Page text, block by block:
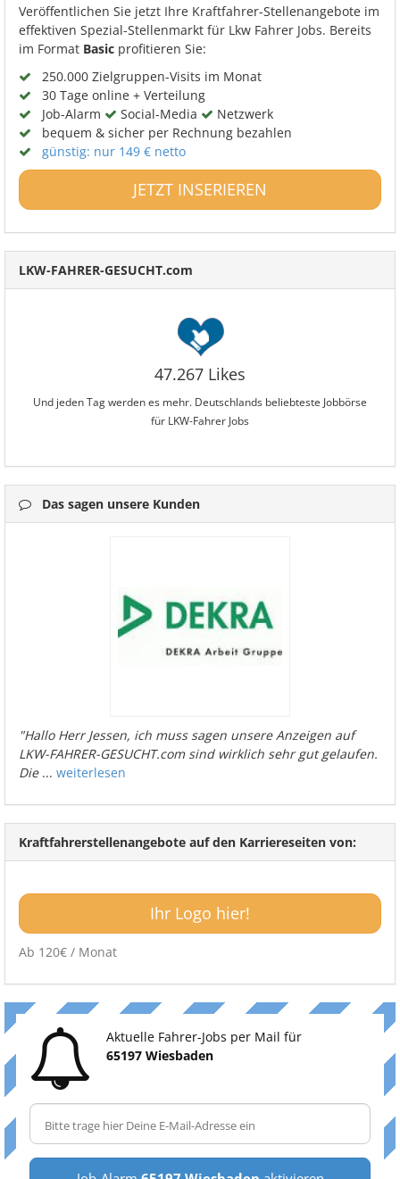
Veröffentlichen Sie jetzt Ihre Kraftfahrer-Stellenangebote im
effektiven Spezial-Stellenmarkt für Lkw Fahrer Jobs. Bereits
im Format Basic profitieren Sie:
250.000 Zielgruppen-Visits im Monat
30 Tage online + Verteilung
Job-Alarm
Social-Media
Netzwerk
bequem & sicher per Rechnung bezahlen
günstig: nur 149 € netto
JETZT INSERIEREN
LKW-FAHRER-GESUCHT.com
47.267 Likes
Und jeden Tag werden es mehr. Deutschlands beliebteste Jobbörse
für LKW-Fahrer Jobs
Das sagen unsere Kunden
"Hallo Herr Jessen, ich muss sagen unsere Anzeigen auf
LKW-FAHRER-GESUCHT.com sind wirklich sehr gut gelaufen.
Die... weiterlesen
Kraftfahrerstellenangebote auf den Karriereseiten von:
Ihr Logo hier!
Ab 120€ / Monat
Aktuelle Fahrer-Jobs per Mail für
65197 Wiesbaden